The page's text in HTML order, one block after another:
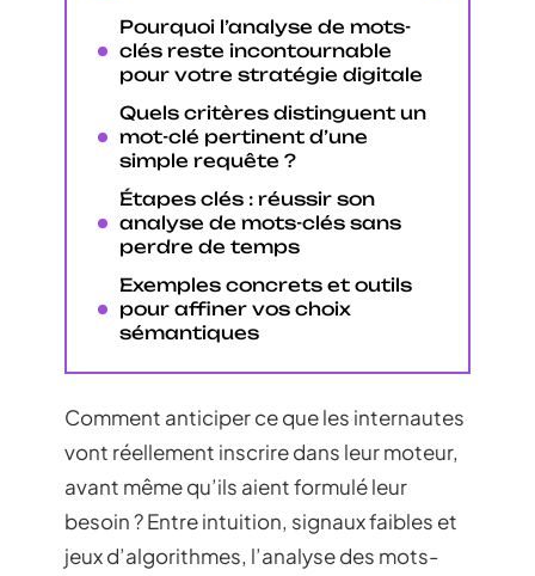
Pourquoi l’analyse de mots-
clés reste incontournable
pour votre stratégie digitale
Quels critères distinguent un
mot-clé pertinent d’une
simple requête ?
Étapes clés : réussir son
analyse de mots-clés sans
perdre de temps
Exemples concrets et outils
pour affiner vos choix
sémantiques
Comment anticiper ce que les internautes
vont réellement inscrire dans leur moteur,
avant même qu’ils aient formulé leur
besoin ? Entre intuition, signaux faibles et
jeux d’algorithmes, l’analyse des mots-